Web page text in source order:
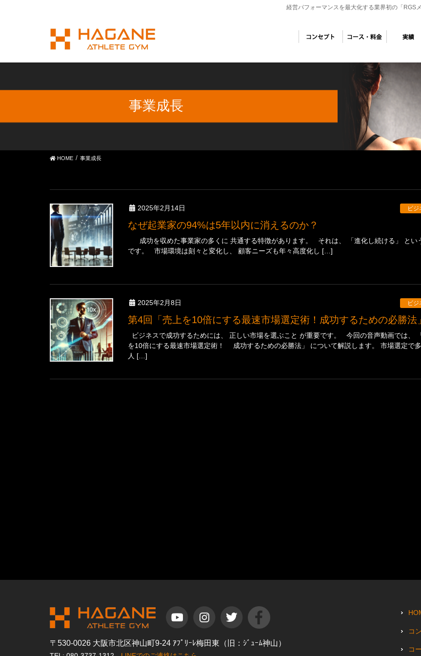
経営パフォーマンスを最大化する業界初の「RGS
事業成長
HOME 事業成長
2025年2月14日 ビジ
なぜ起業家の94%は5年以内に消えるのか？
成功を収めた事業家の多くに 共通する特徴があります。 それは、 「進化し続ける」 とい
です。 市場環境は刻々と変化し、 顧客ニーズも年々高度化し […]
2025年2月8日 ビジ
第4回「売上を10倍にする最速市場選定術！成功するための必勝法」
ビジネスで成功するためには、 正しい市場を選ぶこと が重要です。 今回の音声動画では、
を10倍にする最速市場選定術！ 成功するための必勝法」 について解説します。 市場選定で
人 […]
〒530-0026 大阪市北区神山町9-24 ｱﾌﾟﾘｰﾚ梅田東（旧：ｼﾞｭｰﾑ神山）
コ
コ